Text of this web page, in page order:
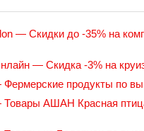
— Скидки до -35% на
— Скидка -3% на
продукты по
АШАН Красная